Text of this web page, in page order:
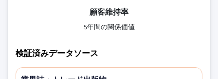
顧客維持率
5年間の関係価値
検証済みデータソース